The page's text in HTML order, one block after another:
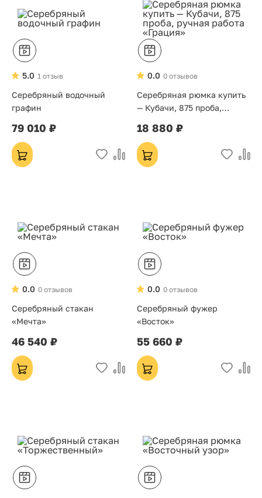
1 отзыв
5.0
Серебряный водочный
графин
79 010 ₽
0 отзывов
0.0
Серебряная рюмка купить
— Кубачи, 875 проба,
18 880 ₽
0 отзывов
0.0
Серебряный стакан
«Мечта»
46 540 ₽
0 отзывов
0.0
Серебряный фужер
«Восток»
55 660 ₽